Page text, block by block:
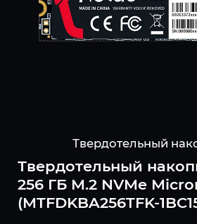
Твердотельный
Твердотельный
256 ГБ M.2 NVMe
(MTFDKBA256TFK-